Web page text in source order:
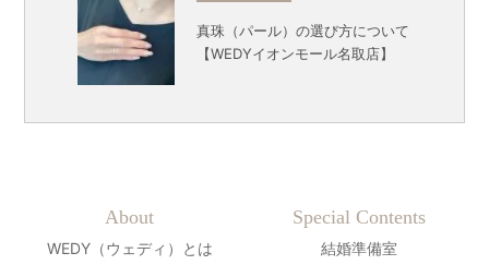
真珠（パール）の選び方について
【WEDYイオンモール名取店】
About
WEDY（ウェディ）とは
Special Contents
結婚準備室